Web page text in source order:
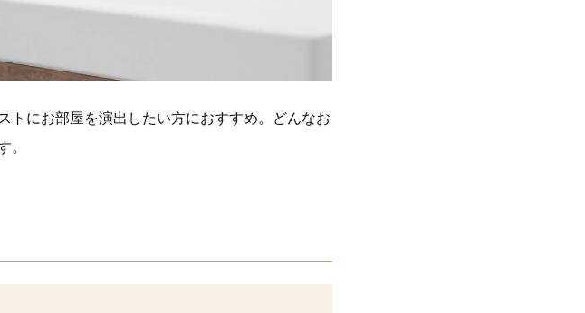
トにお部屋を演出したい方におすすめ。どんなお